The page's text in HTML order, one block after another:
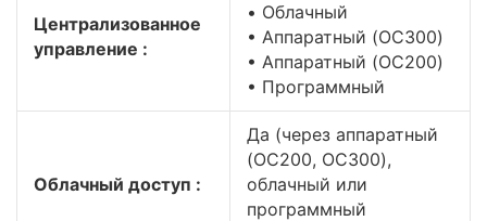
Централизованное
управление :
• Облачный
• Аппаратный (OC300)
• Аппаратный (OC200)
• Программный
Облачный доступ :
Да (через аппаратный
(OC200, OC300),
облачный или
программный